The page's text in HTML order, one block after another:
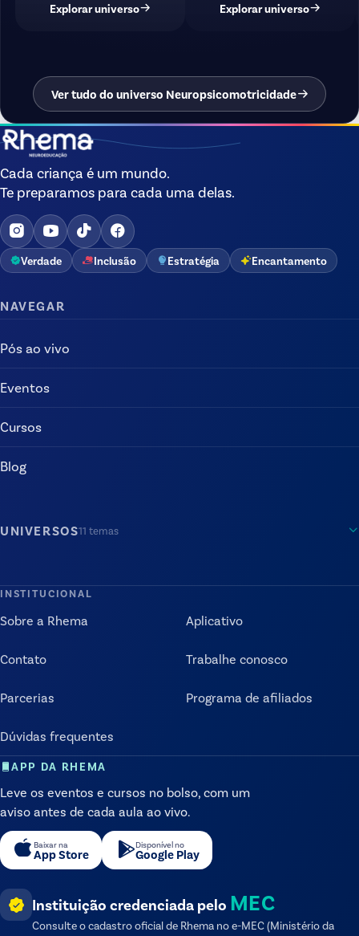
Explorar universo Explorar universo
Ver tudo do universo Neuropsicomotricidade
Cada criança é um mundo.
Te preparamos para cada uma delas.
Verdade Inclusão Estratégia Encantamento
NAVEGAR
Pós ao vivo
Eventos
Cursos
Blog
UNIVERSOS11 temas
INSTITUCIONAL
Sobre a Rhema Aplicativo
Contato Trabalhe conosco
Parcerias Programa de afiliados
Dúvidas frequentes
APP DA RHEMA
Leve os eventos e cursos no bolso, com um
aviso antes de cada aula ao vivo.
Baixar na
App Store
Disponível no
Google Play
Instituição credenciada pelo MEC
Consulte o cadastro oficial de Rhema no e-MEC (Ministério da